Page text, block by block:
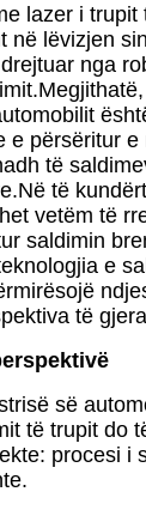
lazer i trupit
në lëvizjen
nga
e përsëritur
të
të
vetëm të
saldimin
e
të
së
të trupit do
procesi i